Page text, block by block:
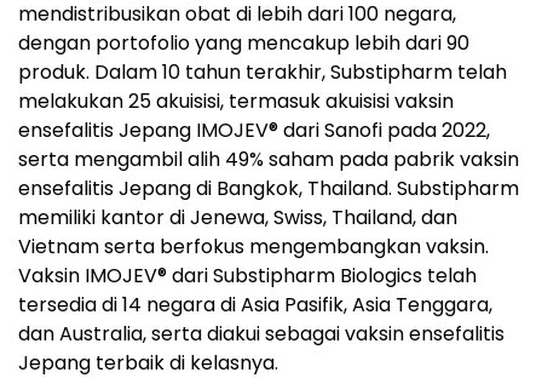
mendistribusikan obat di lebih dari 100 negara,
dengan portofolio yang mencakup lebih dari 90
produk. Dalam 10 tahun terakhir, Substipharm telah
melakukan 25 akuisisi, termasuk akuisisi vaksin
ensefalitis Jepang IMOJEV® dari Sanofi pada 2022,
serta mengambil alih 49% saham pada pabrik vaksin
ensefalitis Jepang di Bangkok, Thailand. Substipharm
memiliki kantor di Jenewa, Swiss, Thailand, dan
Vietnam serta berfokus mengembangkan vaksin.
Vaksin IMOJEV® dari Substipharm Biologics telah
tersedia di 14 negara di Asia Pasifik, Asia Tenggara,
dan Australia, serta diakui sebagai vaksin ensefalitis
Jepang terbaik di kelasnya.